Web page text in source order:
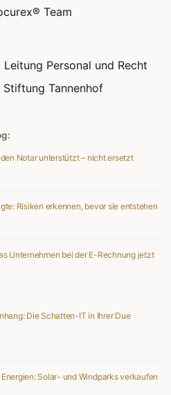
Team
Personal und Recht
Tannenhof
Notar unterstützt – nicht ersetzt
Risiken erkennen, bevor sie entstehen
Unternehmen bei der E-Rechnung jetzt
Die Schatten-IT in Ihrer Due
Solar- und Windparks verkaufen